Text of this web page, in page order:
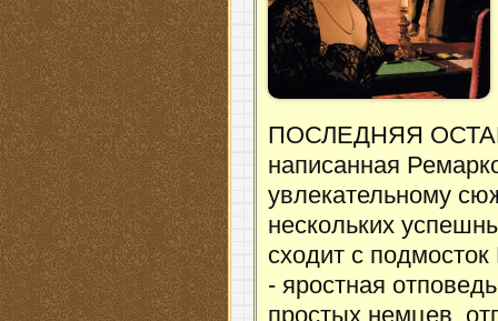
ПОСЛЕДНЯЯ
написанная
увлекательному
нескольких
сходит с
- яростная
простых немцев,